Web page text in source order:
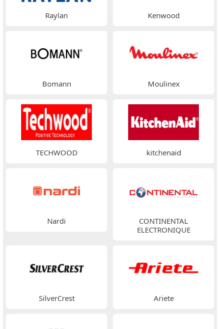
Raylan Kenwood
Bomann Moulinex
TECHWOOD kitchenaid
Nardi
CONTINENTAL
ELECTRONIQUE
SilverCrest Ariete